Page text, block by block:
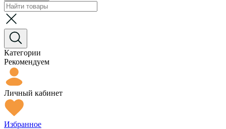
Категории
Рекомендуем
Личный кабинет
Избранное